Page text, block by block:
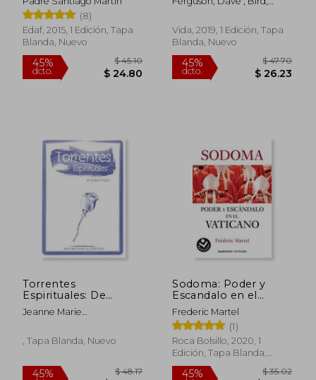
(8)
Edaf, 2015, 1 Edición, Tapa
Blanda, Nuevo
Formación de Líderes
Vida, 2019, 1 Edición, Tapa
Blanda, Nuevo
45%
dcto.
Torrentes
Espirituales: De
Madame Guyón: 2
(Serie Guyón)
Jeanne Marie
Mothe-Guion
, Tapa Blanda, Nuevo
Sodoma: Poder y
Escandalo en el
Vaticano
Frederic Martel
(1)
Roca Bolsillo, 2020, 1
Edición, Tapa Blanda,
Nuevo